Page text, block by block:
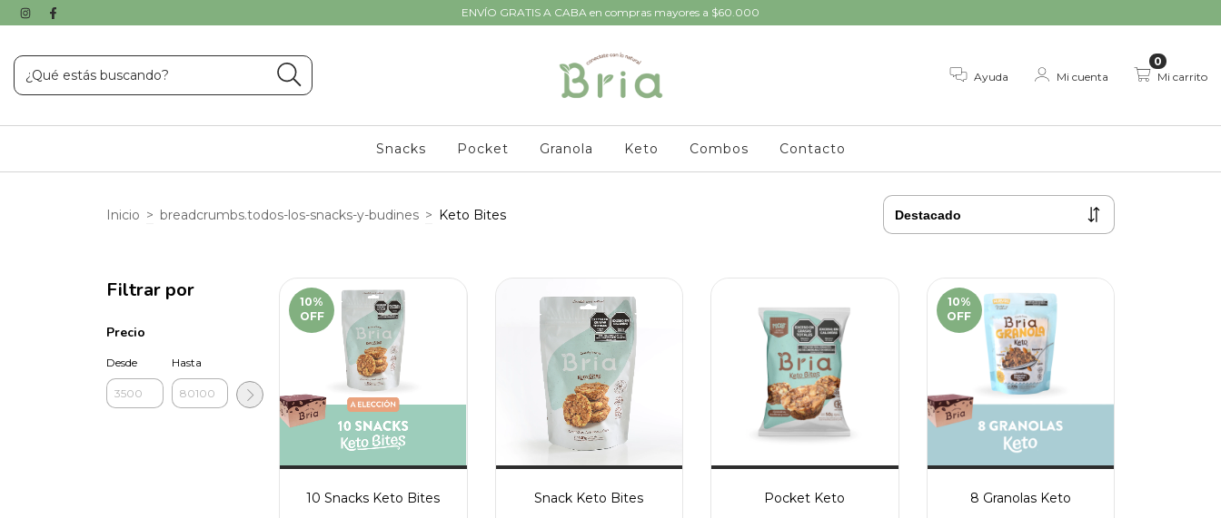
ENVÍO GRATIS A CABA en compras mayores a $60.000
Ayuda Mi cuenta Mi carrito
0
Snacks Pocket Granola Keto Combos Contacto
Inicio > breadcrumbs.todos-los-snacks-y-budines > Keto Bites
Filtrar por
Precio
Desde Hasta
10%
OFF
10 Snacks Keto Bites
Snack Keto Bites Pocket Keto
10%
OFF
8 Granolas Keto